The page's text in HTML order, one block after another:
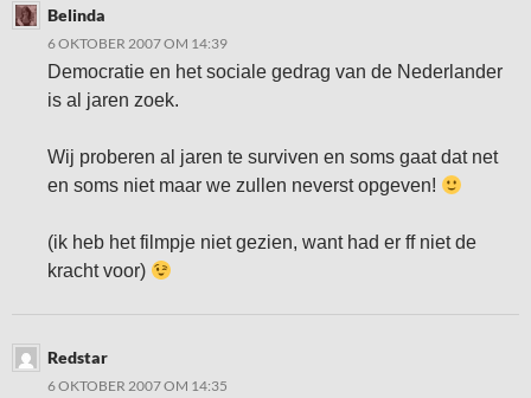
Belinda
6 OKTOBER 2007 OM 14:39
Democratie en het sociale gedrag van de Nederlander
is al jaren zoek.
Wij proberen al jaren te surviven en soms gaat dat net
en soms niet maar we zullen neverst opgeven!
(ik heb het filmpje niet gezien, want had er ff niet de
kracht voor)
Redstar
6 OKTOBER 2007 OM 14:35